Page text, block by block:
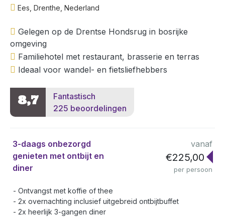
Ees, Drenthe, Nederland
Gelegen op de Drentse Hondsrug in bosrijke
omgeving
Familiehotel met restaurant, brasserie en terras
Ideaal voor wandel- en fietsliefhebbers
8,7
Fantastisch
225 beoordelingen
3-daags onbezorgd
genieten met ontbijt en
diner
vanaf
€225,00
per persoon
Ontvangst met koffie of thee
2x overnachting inclusief uitgebreid ontbijtbuffet
2x heerlijk 3-gangen diner